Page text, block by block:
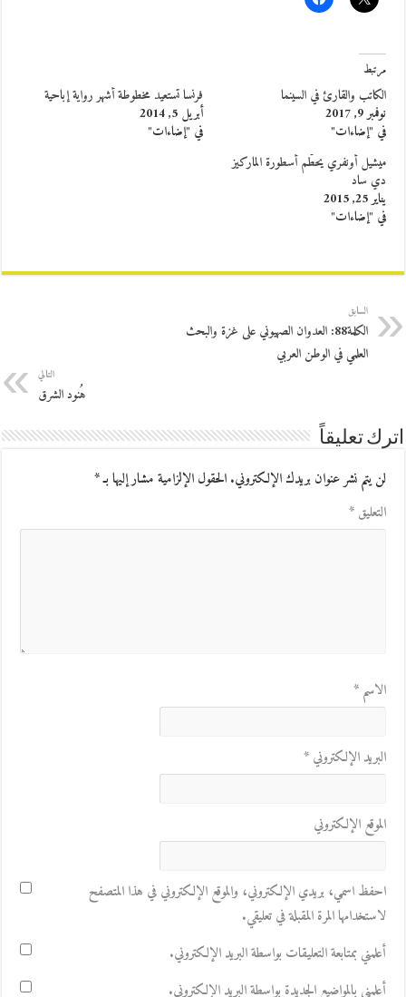
مرتبط
الكاتب والقارئ في السينما
نوفمبر 9, 2017
في "إضاءات"
فرنسا تستعيد مخطوطة أشهر رواية إباحية
أبريل 5, 2014
في "إضاءات"
ميشيل أونفري يحطّم أسطورة الماركيز
دي ساد
يناير 25, 2015
في "إضاءات"
السابق
الكلمة88: العدوان الصهيوني على غزة والبحث
العلمي في الوطن العربي
التالي
هُنود الشرق
اترك تعليقاً
لن يتم نشر عنوان بريدك الإلكتروني.الحقول الإلزامية مشار إليها بـ*
التعليق*
الاسم*
البريد الإلكتروني*
الموقع الإلكتروني
احفظ اسمي، بريدي الإلكتروني، والموقع الإلكتروني في هذا المتصفح
لاستخدامها المرة المقبلة في تعليقي.
أعلمني بمتابعة التعليقات بواسطة البريد الإلكتروني.
أعلمني بالمواضيع الجديدة بواسطة البريد الإلكتروني.